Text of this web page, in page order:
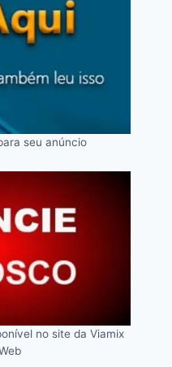
seu anúncio
no site da Viamix